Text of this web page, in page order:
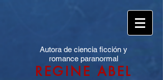
Autora de ciencia ficción y
romance paranormal
REGINE ABEL